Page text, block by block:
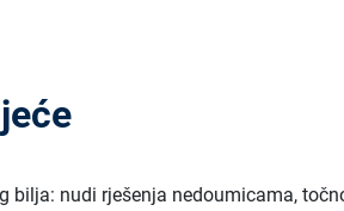
bilja: nudi rješenja nedoumicama,